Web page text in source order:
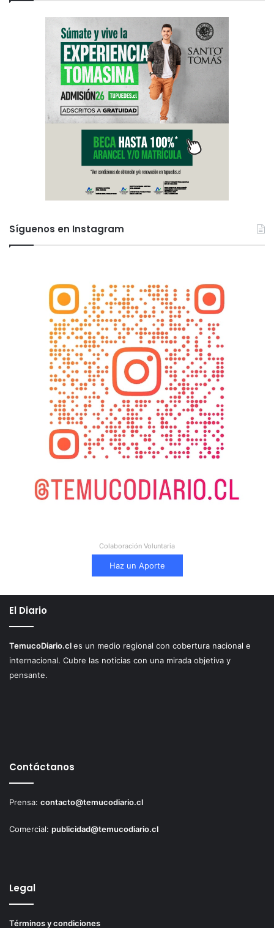
Síguenos en Instagram
Colaboración Voluntaria
Haz un Aporte
El Diario
TemucoDiario.cles un medio regional con cobertura nacional e
internacional. Cubre las noticias con una mirada objetiva y
pensante.
Contáctanos
Prensa: contacto@temucodiario.cl
Comercial: publicidad@temucodiario.cl
Legal
Términos y condiciones